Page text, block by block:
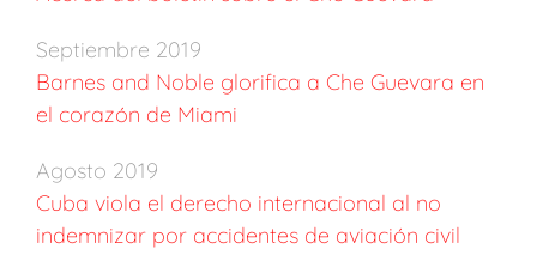
Septiembre 2019
Barnes and Noble glorifica a Che Guevara en
el corazón de Miami
Agosto 2019
Cuba viola el derecho internacional al no
indemnizar por accidentes de aviación civil